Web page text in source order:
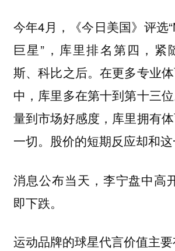
今年4月，《今日美国》评选
巨星”，库里排名第四，紧
斯、科比之后。在更多专业
中，库里多在第十到第十三
量到市场好感度，库里拥有
一切。股价的短期反应却和这
消息公布当天，李宁盘中高
即下跌。
运动品牌的球星代言价值主